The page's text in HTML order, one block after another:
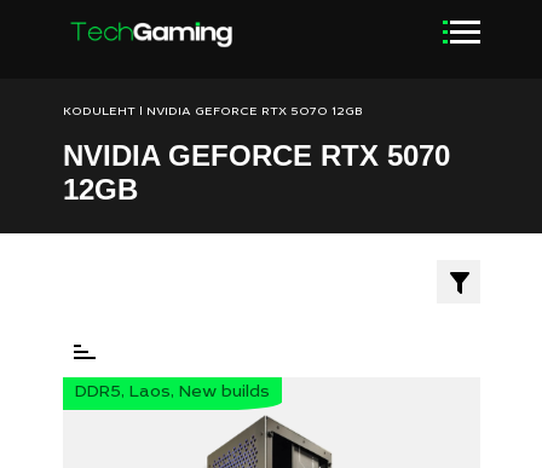
KODULEHT| NVIDIA GEFORCE RTX 5070 12GB
NVIDIA GEFORCE RTX 5070
12GB
DDR5, Laos, New builds